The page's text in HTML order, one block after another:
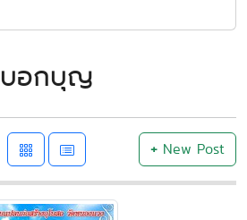
บอกบุญ
+New Post